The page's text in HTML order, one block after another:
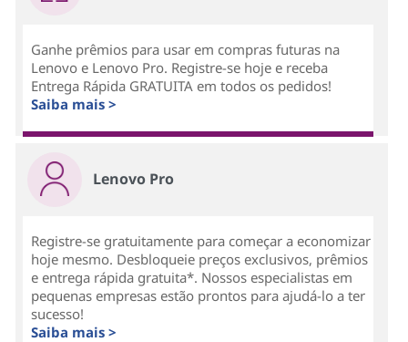
Ganhe prêmios para usar em compras futuras na
Lenovo e Lenovo Pro. Registre-se hoje e receba
Entrega Rápida GRATUITA em todos os pedidos!
Saiba mais >
Lenovo Pro
Registre-se gratuitamente para começar a economizar
hoje mesmo. Desbloqueie preços exclusivos, prêmios
e entrega rápida gratuita*. Nossos especialistas em
pequenas empresas estão prontos para ajudá-lo a ter
sucesso!
Saiba mais >